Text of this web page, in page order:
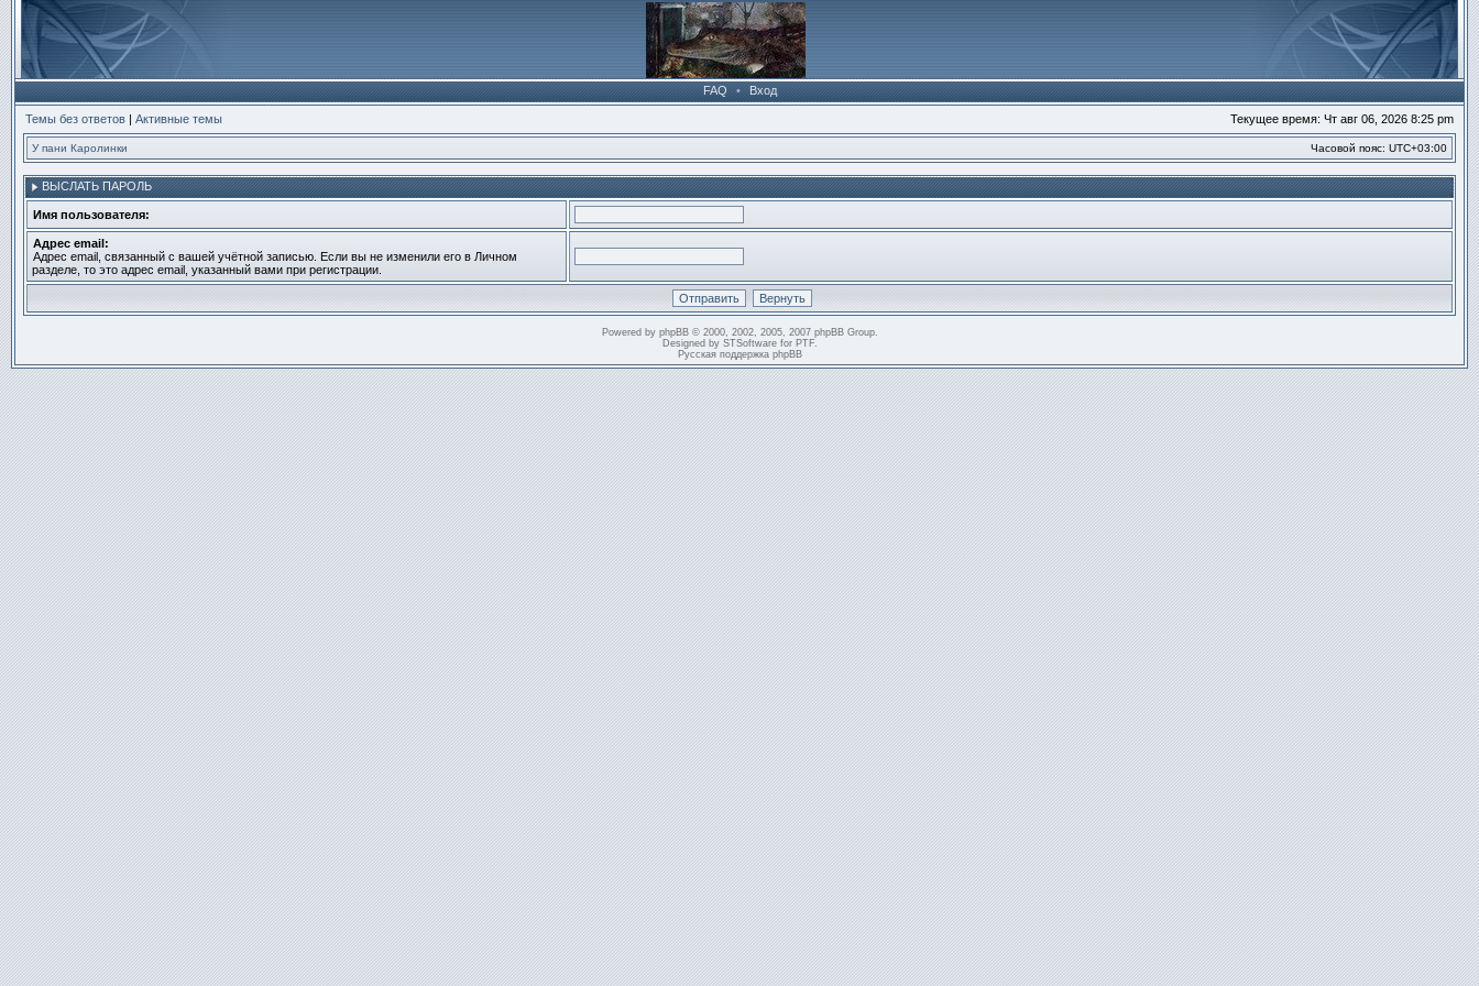
FAQ • Вход
Темы без ответов | Активные темы Текущее время: Чт авг 06, 2026 8:25 pm
У пани Каролинки Часовой пояс: UTC+03:00
ВЫСЛАТЬ ПАРОЛЬ
Имя пользователя:
Адрес email:
Адрес email, связанный с вашей учётной записью. Если вы не изменили его в Личном
разделе, то это адрес email, указанный вами при регистрации.
Powered by phpBB© 2000, 2002, 2005, 2007 phpBB Group.
Designed by STSoftwarefor PTF.
Русская поддержка phpBB